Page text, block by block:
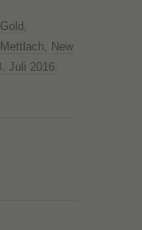
Gold
Mettlach
New
Juli 2016